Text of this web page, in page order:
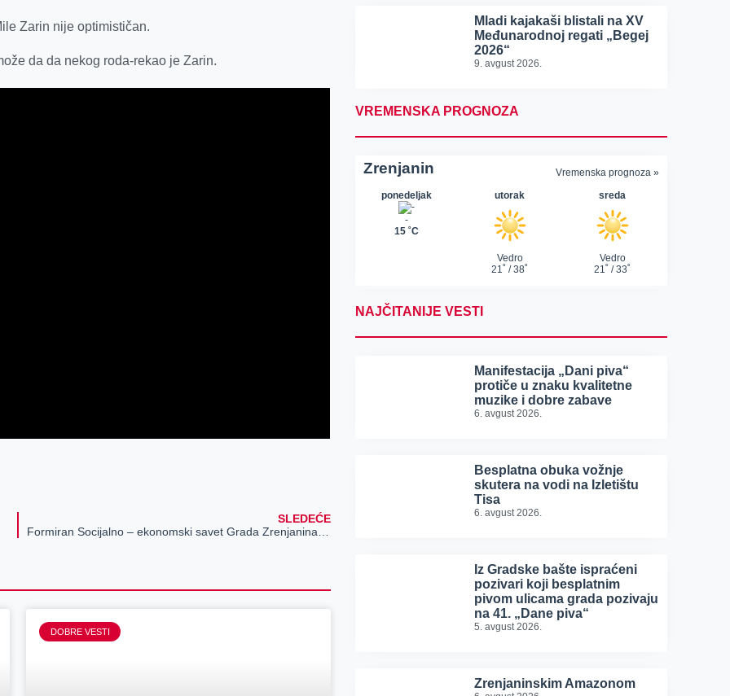
Zarin nije optimističan.
da da nekog roda-rekao je Zarin.
SLEDEĆE
Formiran Socijalno – ekonomski savet Grada Zrenjanina – zajedničko delovanje lokalne samouprave, poslodavaca i sindikata
DOBRE VESTI
Mladi kajakaši blistali na XV
Međunarodnoj regati „Begej
2026“
9. avgust 2026.
VREMENSKA PROGNOZA
NAJČITANIJE VESTI
Manifestacija „Dani piva“
protiče u znaku kvalitetne
muzike i dobre zabave
6. avgust 2026.
Besplatna obuka vožnje
skutera na vodi na Izletištu
Tisa
6. avgust 2026.
Iz Gradske bašte ispraćeni
pozivari koji besplatnim
pivom ulicama grada pozivaju
na 41. „Dane piva“
5. avgust 2026.
Zrenjaninskim Amazonom